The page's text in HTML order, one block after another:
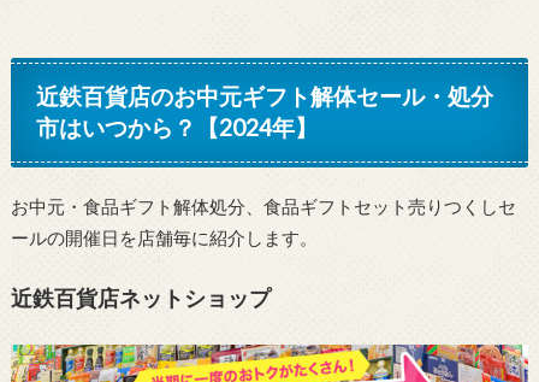
近鉄百貨店のお中元ギフト解体セール・処分
市はいつから？【2024年】
お中元・食品ギフト解体処分、食品ギフトセット売りつくしセ
ールの開催日を店舗毎に紹介します。
近鉄百貨店ネットショップ